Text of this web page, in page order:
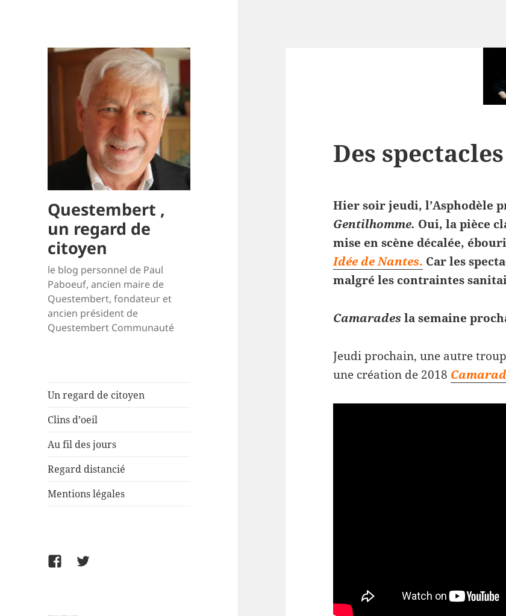
Questembert ,
un regard de
citoyen
le blog personnel de Paul
Paboeuf, ancien maire de
Questembert, fondateur et
ancien président de
Questembert Communauté
Un regard de citoyen
Clins d’oeil
Au fil des jours
Regard distancié
Mentions légales
FacebookTwitter
Des
Hier soir jeudi, l’Asphodèle
Gentilhomme. Oui, la pièce
mise en scène décalée,
Idée de Nantes. Car les
malgré les contraintes
Camaradesla semaine
Jeudi prochain, une autre
une création de 2018